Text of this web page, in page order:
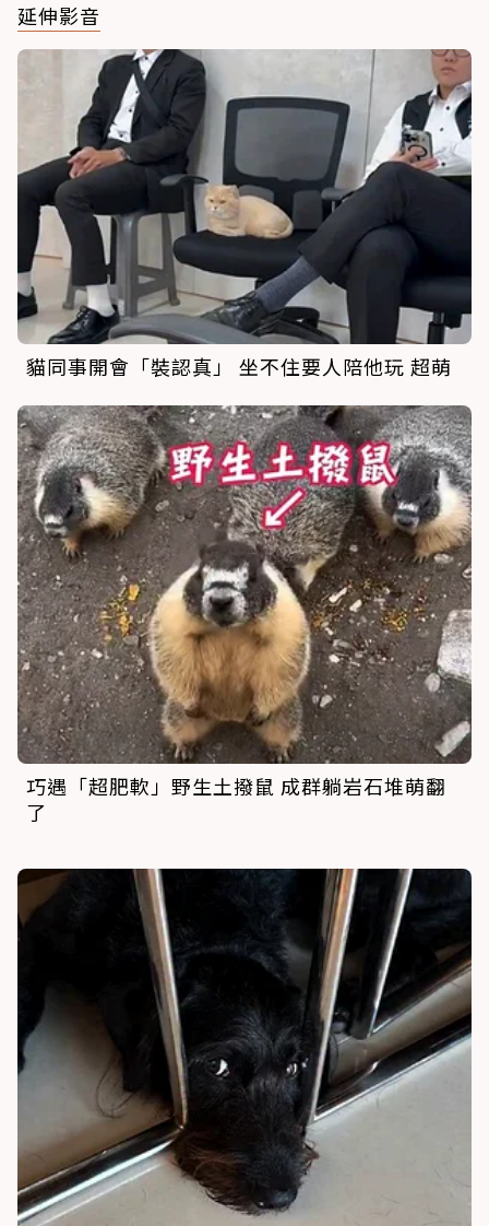
延伸影音
貓同事開會「裝認真」 坐不住要人陪他玩 超萌
巧遇「超肥軟」野生土撥鼠 成群躺岩石堆萌翻
了